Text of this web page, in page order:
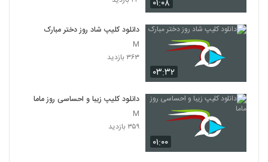
۰۱:۰۸
۰۳:۳۲
دانلود کلیپ شاد روز دختر مبارک
M
۳۶۳ بازدید
۰۱:۰۰
دانلود کلیپ زیبا و احساسی روز ماما
M
۳۵۹ بازدید